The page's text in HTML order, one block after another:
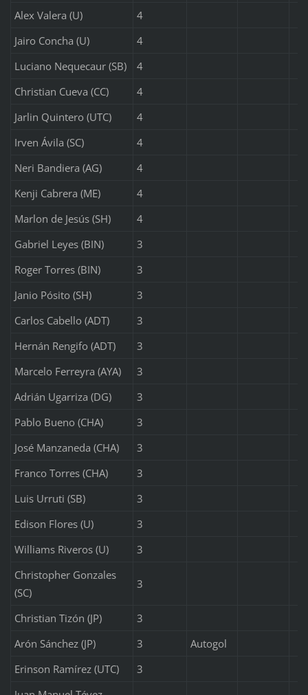
Alex Valera (U)
4
Jairo Concha (U)
4
Luciano Nequecaur (SB)
4
Christian Cueva (CC)
4
Jarlin Quintero (UTC)
4
Irven Ávila (SC)
4
Neri Bandiera (AG)
4
Kenji Cabrera (ME)
4
Marlon de Jesús (SH)
4
Gabriel Leyes (BIN)
3
Roger Torres (BIN)
3
Janio Pósito (SH)
3
Carlos Cabello (ADT)
3
Hernán Rengifo (ADT)
3
Marcelo Ferreyra (AYA)
3
Adrián Ugarriza (DG)
3
Pablo Bueno (CHA)
3
José Manzaneda (CHA)
3
Franco Torres (CHA)
3
Luis Urruti (SB)
3
Edison Flores (U)
3
Williams Riveros (U)
3
Christopher Gonzales
(SC)
3
Christian Tizón (JP)
3
Arón Sánchez (JP)
3
Autogol
Erinson Ramírez (UTC)
3